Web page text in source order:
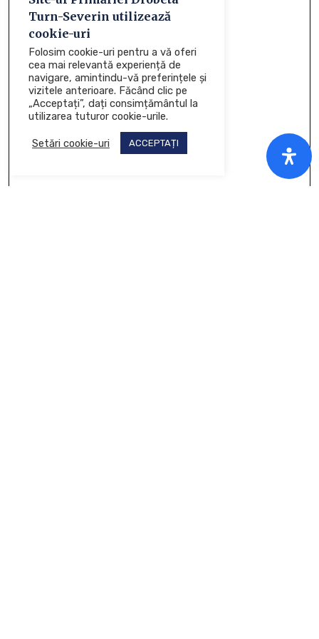
Turn-Severin utilizează
cookie-uri
Folosim cookie-uri pentru a vă oferi
cea mai relevantă experiență de
navigare, amintindu-vă preferințele și
vizitele anterioare. Făcând clic pe
„Acceptați”, dați consimțământul la
utilizarea tuturor cookie-urile.
Setări cookie-uri ACCEPTAȚI